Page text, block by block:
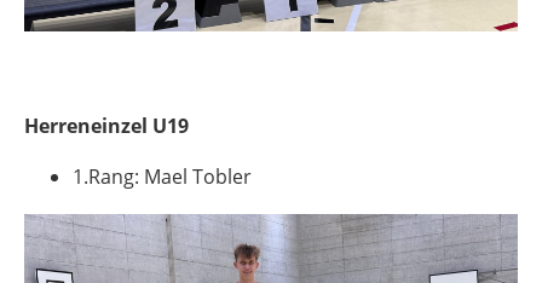
Herreneinzel U19
1.Rang: Mael Tobler